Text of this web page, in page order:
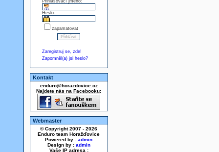
Přihlašovací jméno:
Heslo:
zapamatovat
Zaregistruj se, zde!
Zapomněl(a) jsi heslo?
Kontakt
enduro@horazdovice.cz
Najdete nás na Facebooku:
Webmaster
© Copyright 2007 - 2026
Enduro team Horažďovice
Powered by : admin
Design by : admin
Vaše IP adresa :